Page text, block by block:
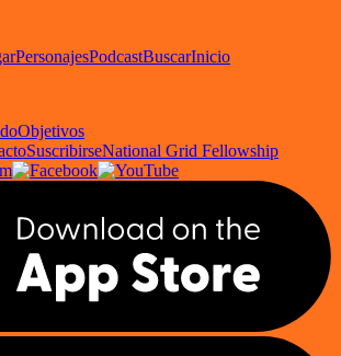
PersonajesPodcastBuscarInicio
Objetivos
SuscribirseNational Grid Fellowship